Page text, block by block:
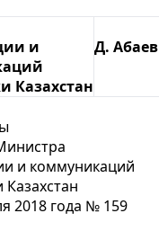
и
Казахстан
Д. Абаев
и коммуникаций
Казахстан
2018 года № 159